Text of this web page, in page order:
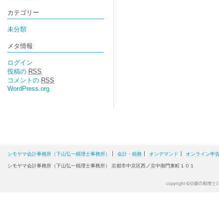
カテゴリー
未分類
メタ情報
ログイン
投稿の RSS
コメントの RSS
WordPress.org
シモヤマ会計事務所（下山弘一税理士事務所） 会計・税務 オンデマンド オンライン申
シモヤマ会計事務所（下山弘一税理士事務所） 京都市中京区西ノ京中御門東町１０１